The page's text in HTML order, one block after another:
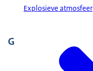
Explosieve atmosfeer
G